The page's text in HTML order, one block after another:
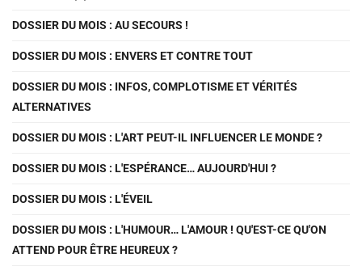
DOSSIER DU MOIS : AU SECOURS !
DOSSIER DU MOIS : ENVERS ET CONTRE TOUT
DOSSIER DU MOIS : INFOS, COMPLOTISME ET VÉRITÉS
ALTERNATIVES
DOSSIER DU MOIS : L'ART PEUT-IL INFLUENCER LE MONDE ?
DOSSIER DU MOIS : L'ESPÉRANCE… AUJOURD'HUI ?
DOSSIER DU MOIS : L'ÉVEIL
DOSSIER DU MOIS : L'HUMOUR… L'AMOUR ! QU'EST-CE QU'ON
ATTEND POUR ÊTRE HEUREUX ?